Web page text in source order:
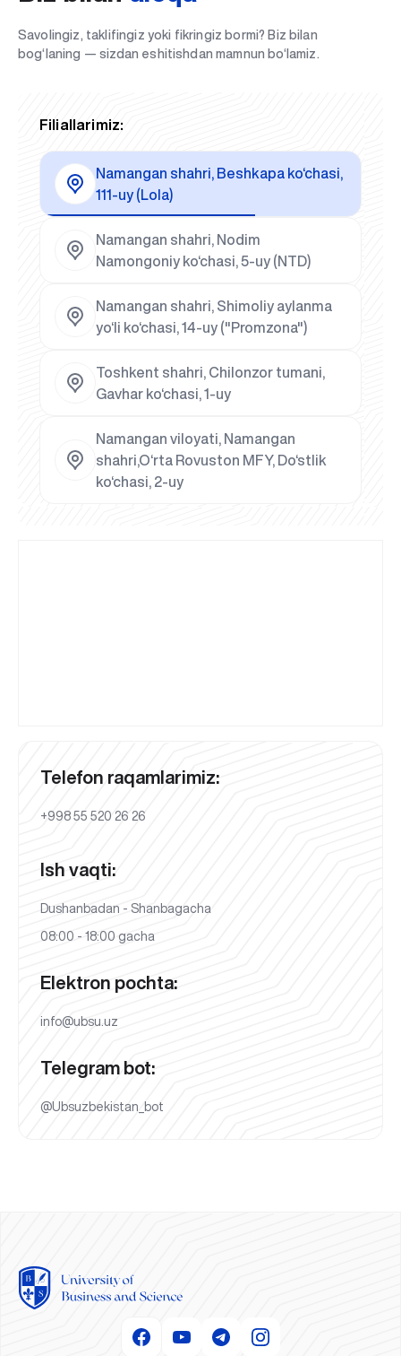
Savolingiz, taklifingiz yoki fikringiz bormi? Biz bilan
bog‘laning — sizdan eshitishdan mamnun bo‘lamiz.
Filiallarimiz:
Namangan shahri, Beshkapa ko‘chasi,
111-uy (Lola)
Namangan shahri, Nodim
Namongoniy ko‘chasi, 5-uy (NTD)
Namangan shahri, Shimoliy aylanma
yo‘li ko‘chasi, 14-uy ("Promzona")
Toshkent shahri, Chilonzor tumani,
Gavhar ko‘chasi, 1-uy
Namangan viloyati, Namangan
shahri,O‘rta Rovuston MFY, Do‘stlik
ko‘chasi, 2-uy
Telefon raqamlarimiz:
+998 55 520 26 26
Ish vaqti:
Dushanbadan - Shanbagacha
08:00 - 18:00 gacha
Elektron pochta:
info@ubsu.uz
Telegram bot:
@Ubsuzbekistan_bot